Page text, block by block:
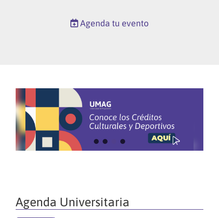
Agenda tu evento
Agenda Universitaria